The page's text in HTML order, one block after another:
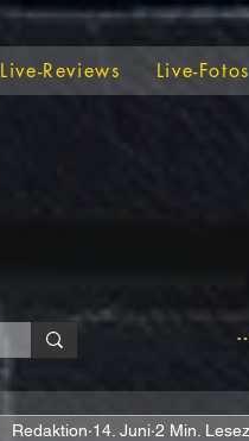
Live-Reviews Live-Fotos
Redaktion 14. Juni 2 Min.